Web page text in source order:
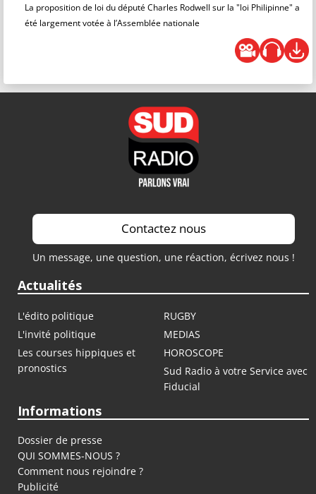
La proposition de loi du député Charles Rodwell sur la "loi Philipinne" a
été largement votée à l’Assemblée nationale
Contactez nous
Un message, une question, une réaction, écrivez nous !
Actualités
L'édito politique
RUGBY
L'invité politique
MEDIAS
Les courses hippiques et
pronostics
HOROSCOPE
Sud Radio à votre Service avec
Fiducial
Informations
Dossier de presse
QUI SOMMES-NOUS ?
Comment nous rejoindre ?
Publicité